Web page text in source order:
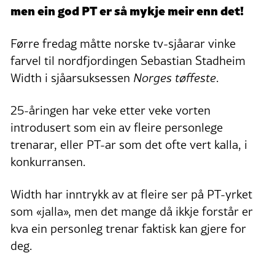
men ein god PT er så mykje meir enn det!
Førre fredag måtte norske tv-sjåarar vinke
farvel til nordfjordingen Sebastian Stadheim
Width i sjåarsuksessen Norges tøffeste.
25-åringen har veke etter veke vorten
introdusert som ein av fleire personlege
trenarar, eller PT-ar som det ofte vert kalla, i
konkurransen.
Width har inntrykk av at fleire ser på PT-yrket
som «jalla», men det mange då ikkje forstår er
kva ein personleg trenar faktisk kan gjere for
deg.